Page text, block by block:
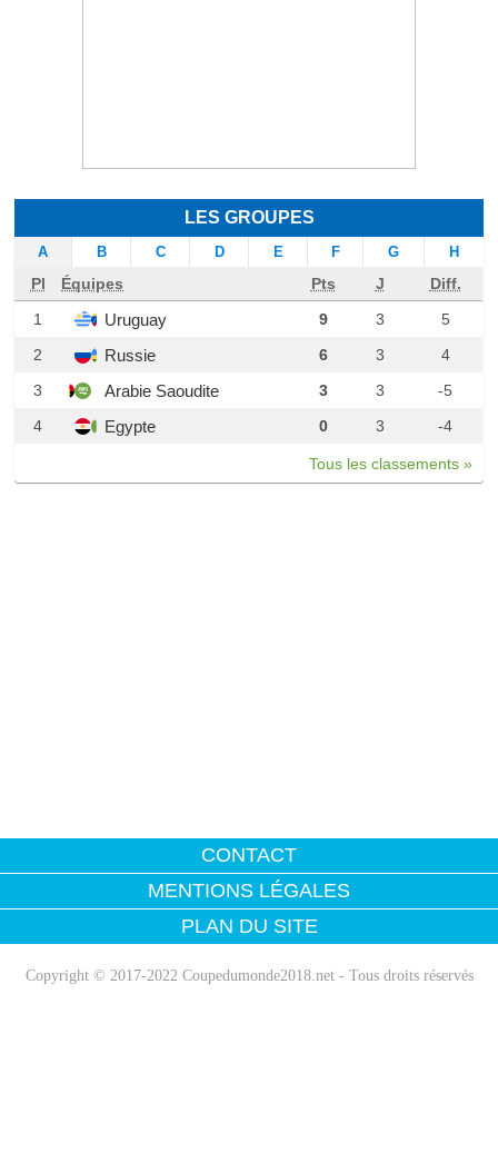
LES GROUPES
A B C D E F G H
Pl Équipes Pts J
Diff.
1
Uruguay 9 3
5
2
Russie 6 3
4
3
Arabie Saoudite 3 3
-5
4
Egypte 0 3 -4
Tous les classements »
CONTACT
MENTIONS LÉGALES
PLAN DU SITE
Copyright © 2017-2022 Coupedumonde2018.net - Tous droits réservés